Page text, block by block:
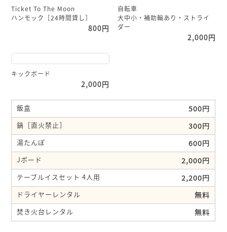
Ticket To The Moon
ハンモック［24時間貸し］
800円
自転車
大中小・補助輪あり・ストライ
ダー
2,000円
キックボード
2,000円
飯盒 500円
鍋［直火禁止］ 300円
湯たんぽ 600円
Jボード 2,000円
テーブルイスセット 4人用 2,200円
ドライヤーレンタル 無料
焚き火台レンタル 無料